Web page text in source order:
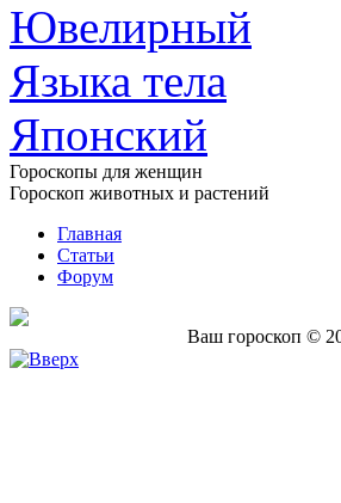
Ювелирный
Языка тела
Японский
Гороскопы для женщин
Гороскоп животных и растений
Главная
Статьи
Форум
Ваш гороскоп ©